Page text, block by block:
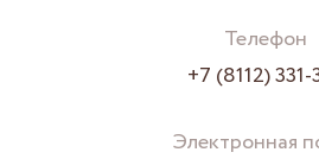
Телефон
+7 (8112) 331-
Электронная